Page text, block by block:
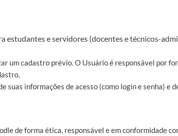
estudantes e servidores (docentes e técnicos-
um cadastro prévio. O Usuário é responsável por
suas informações de acesso (como login e senha) e
de forma ética, responsável e em conformidade